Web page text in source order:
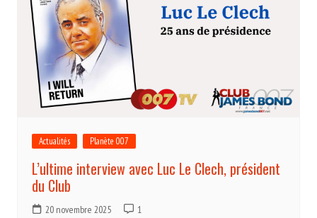
Actualités Planète 007
L’ultime interview avec Luc Le Clech, président
du Club
20 novembre 2025 1